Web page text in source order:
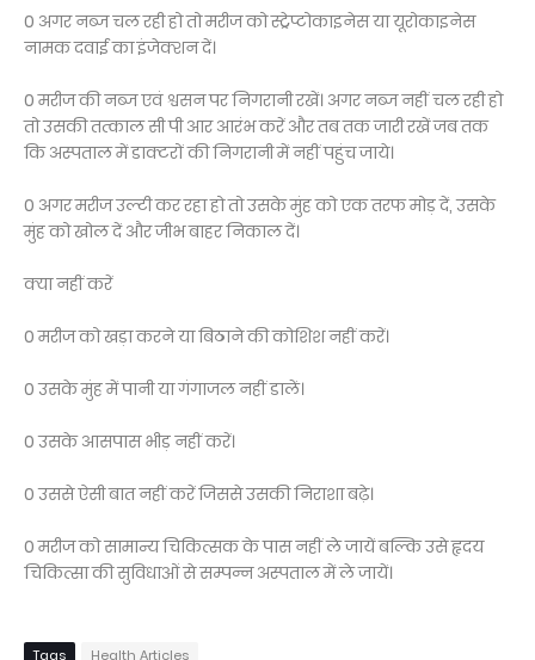
0 अगर नब्ज चल रही हो तो मरीज को स्ट्रेप्टोकाइनेस या यूरोकाइनेस
नामक दवाई का इंजेक्शन दें।
0 मरीज की नब्ज एवं श्वसन पर निगरानी रखें। अगर नब्ज नहीं चल रही हो
तो उसकी तत्काल सी पी आर आरंभ करें और तब तक जारी रखें जब तक
कि अस्पताल में डाक्टरों की निगरानी में नहीं पहुंच जाये।
0 अगर मरीज उल्टी कर रहा हो तो उसके मुंह को एक तरफ मोड़ दें, उसके
मुंह को खोल दें और जीभ बाहर निकाल दें।
क्या नहीं करें
0 मरीज को खड़ा करने या बिठाने की कोशिश नहीं करें।
0 उसके मुंह में पानी या गंगाजल नहीं डालें।
0 उसके आसपास भीड़ नहीं करें।
0 उससे ऐसी बात नहीं करें जिससे उसकी निराशा बढ़े।
0 मरीज को सामान्य चिकित्सक के पास नहीं ले जायें बल्कि उसे हृदय
चिकित्सा की सुविधाओं से सम्पन्न अस्पताल में ले जायें।
Tags Health Articles